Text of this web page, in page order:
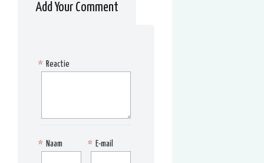
Add Your Comment
Reactie
*
Naam
* E-mail
*